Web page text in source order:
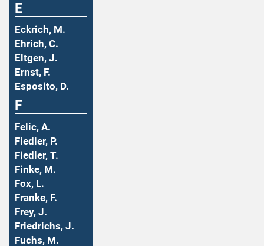
E
Eckrich, M.
Ehrich, C.
Eltgen, J.
Ernst, F.
Esposito, D.
F
Felic, A.
Fiedler, P.
Fiedler, T.
Finke, M.
Fox, L.
Franke, F.
Frey, J.
Friedrichs, J.
Fuchs, M.